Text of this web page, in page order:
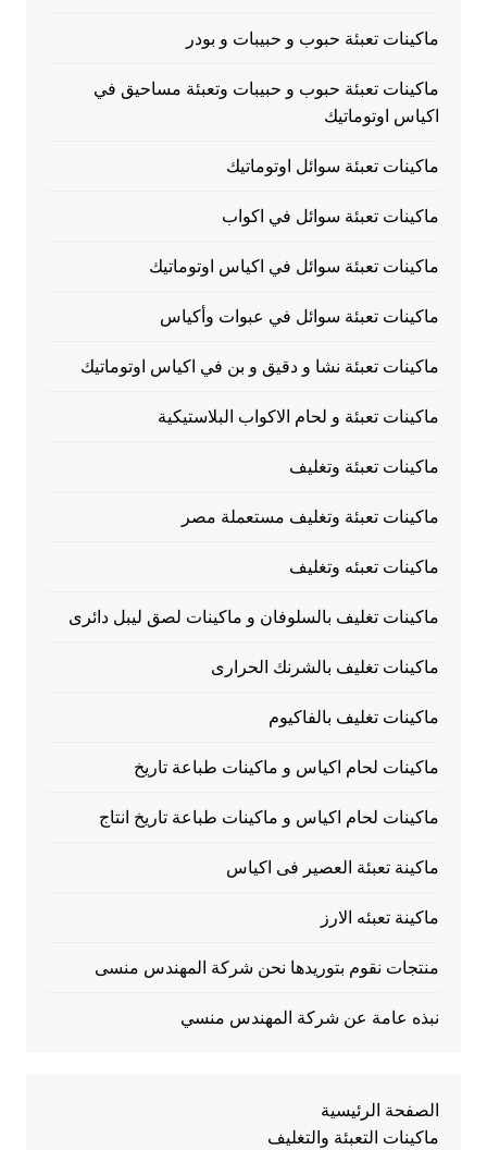
ماكينات تعبئة حبوب و حبيبات و بودر
ماكينات تعبئة حبوب و حبيبات وتعبئة مساحيق في
اكياس اوتوماتيك
ماكينات تعبئة سوائل اوتوماتيك
ماكينات تعبئة سوائل في اكواب
ماكينات تعبئة سوائل في اكياس اوتوماتيك
ماكينات تعبئة سوائل في عبوات وأكياس
ماكينات تعبئة نشا و دقيق و بن في اكياس اوتوماتيك
ماكينات تعبئة و لحام الاكواب البلاستيكية
ماكينات تعبئة وتغليف
ماكينات تعبئة وتغليف مستعملة مصر
ماكينات تعبئه وتغليف
ماكينات تغليف بالسلوفان و ماكينات لصق ليبل دائرى
ماكينات تغليف بالشرنك الحرارى
ماكينات تغليف بالفاكيوم
ماكينات لحام اكياس و ماكينات طباعة تاريخ
ماكينات لحام اكياس و ماكينات طباعة تاريخ انتاج
ماكينة تعبئة العصير فى اكياس
ماكينة تعبئه الارز
منتجات نقوم بتوريدها نحن شركة المهندس منسى
نبذه عامة عن شركة المهندس منسي
الصفحة الرئيسية
ماكينات التعبئة والتغليف